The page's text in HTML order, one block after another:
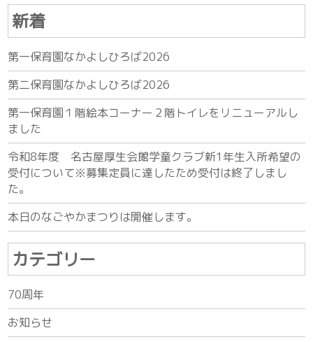
新着
第一保育園なかよしひろば2026
第二保育園なかよしひろば2026
第一保育園１階絵本コーナー２階トイレをリニューアルし
ました
令和8年度 名古屋厚生会館学童クラブ新1年生入所希望の
受付について※募集定員に達したため受付は終了しまし
た。
本日のなごやかまつりは開催します。
カテゴリー
70周年
お知らせ